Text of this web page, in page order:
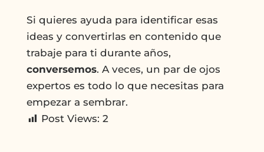
Si quieres ayuda para identificar esas
ideas y convertirlas en contenido que
trabaje para ti durante años,
conversemos. A veces, un par de ojos
expertos es todo lo que necesitas para
empezar a sembrar.
Post Views: 2